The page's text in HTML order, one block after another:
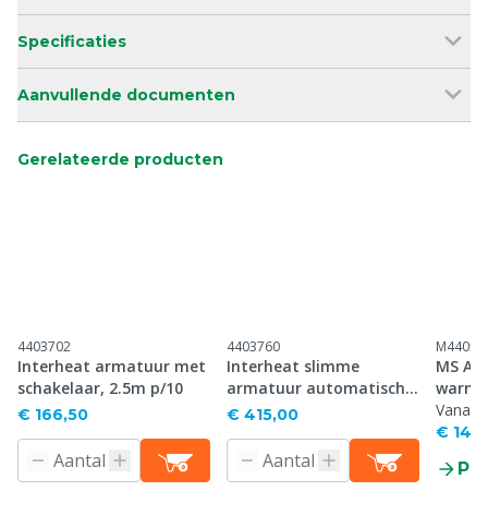
Specificaties
Aanvullende documenten
Gerelateerde producten
4403702
Interheat armatuur met
schakelaar, 2.5m p/10
€ 166,50
4403760
Interheat slimme
armatuur automatisch
2,5 m, p/10
€ 415,00
MS
Vanaf
€